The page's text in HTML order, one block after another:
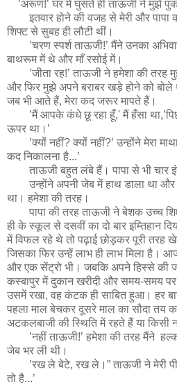
’अरूण!’ घर में घुसते ही ताऊजी ने मुझे
इतवार होने की वजह से मेरी और पापा
शिफ्ट से सुबह ही लौटी थीं।
’चरण स्पर्श ताऊजी!’ मैंने उनका
बाथरूम में थे और माँ रसोई में।
’जीता रह!’ ताऊजी ने हमेशा की
और फिर मुझे अपने बराबर खड़े होने को
जब भी आते हैं, मेरा कद जरूर मापते हैं।
’मैं आपके कंधे छू रहा हूँ,' मैं हँसा
ऊपर था।’
’क्यों नहीं? क्यों नहीं?’ उन्होंने मेरा
कद निकालना है...’
ताऊजी बहुत लंबे हैं। पापा से भी
उन्होंने अपनी जेब में हाथ डाला था
था। हमेशा की तरह।
पापा की तरह ताऊजी ने बेशक उच्च
ही के स्कूल से दसवीं का दो बार इम्तिहान
में विफल रहे थे तो पढ़ाई छोड़कर पूरी तरह
जिसका फिर उन्हें लाभ ही लाभ मिला है।
और एक सेंट्रो भी। जबकि अपने हिस्से की
कस्बापुर में दुकान खरीदी और समय-समय
उसमें रखा, वह कंटक ही साबित हुआ। हर
पहला माल बेचकर दूसरे माल का सौदा तय
अटकलबाजी की स्थिति में रहते हैं या किसी
’नहीं ताऊजी!’ हमेशा की तरह मैंने
जेब भर ली थी।
’रख ले बेटे, रख ले।” ताऊजी ने मेरी
तो है...’